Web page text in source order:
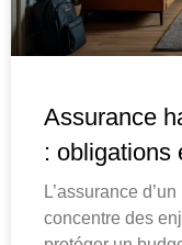
Assurance
: obligations
L’assurance
concentre des